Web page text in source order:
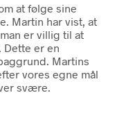
at følge sine
Martin har vist, at
er villig til at
er en
Martins
vores egne mål
svære.